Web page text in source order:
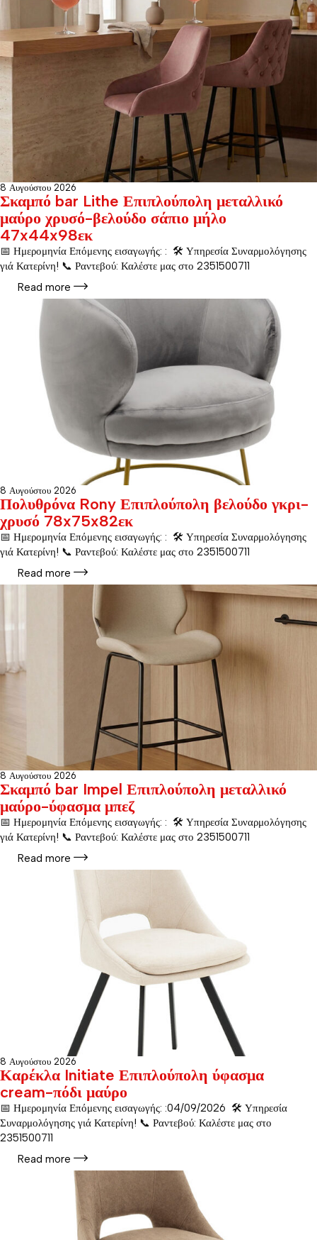
8 Αυγούστου 2026
Σκαμπό bar Lithe Επιπλούπολη μεταλλικό
μαύρο χρυσό-βελούδο σάπιο μήλο
47x44x98εκ
📅 Ημερομηνία Επόμενης εισαγωγής: : 🛠️ Υπηρεσία Συναρμολόγησης
γιά Κατερίνη! 📞 Ραντεβού: Καλέστε μας στο 2351500711
Read more
8 Αυγούστου 2026
Πολυθρόνα Rony Επιπλούπολη βελούδο γκρι-
χρυσό 78x75x82εκ
📅 Ημερομηνία Επόμενης εισαγωγής: : 🛠️ Υπηρεσία Συναρμολόγησης
γιά Κατερίνη! 📞 Ραντεβού: Καλέστε μας στο 2351500711
Read more
8 Αυγούστου 2026
Σκαμπό bar Impel Επιπλούπολη μεταλλικό
μαύρο-ύφασμα μπεζ
📅 Ημερομηνία Επόμενης εισαγωγής: : 🛠️ Υπηρεσία Συναρμολόγησης
γιά Κατερίνη! 📞 Ραντεβού: Καλέστε μας στο 2351500711
Read more
8 Αυγούστου 2026
Καρέκλα Initiate Επιπλούπολη ύφασμα
cream-πόδι μαύρο
📅 Ημερομηνία Επόμενης εισαγωγής: :04/09/2026 🛠️ Υπηρεσία
Συναρμολόγησης γιά Κατερίνη! 📞 Ραντεβού: Καλέστε μας στο
2351500711
Read more